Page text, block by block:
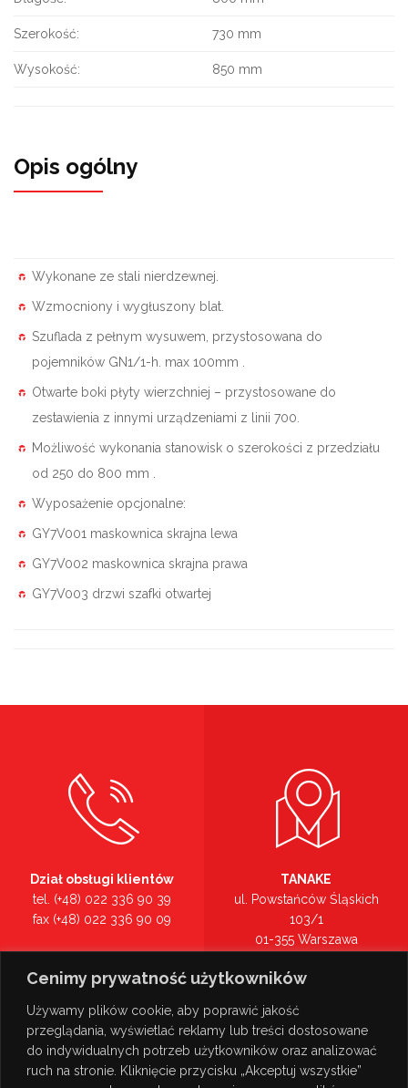
Cenimy prywatność użytkowników
Używamy plików cookie, aby poprawić jakość
przeglądania, wyświetlać reklamy lub treści dostosowane
do indywidualnych potrzeb użytkowników oraz analizować
ruch na stronie. Kliknięcie przycisku „Akceptuj wszystkie”
Szerokość: 730 mm
Wysokość: 850 mm
Opis ogólny
Wykonane ze stali nierdzewnej.
Wzmocniony i wygłuszony blat.
Szuflada z pełnym wysuwem, przystosowana do
pojemników GN1/1-h. max 100mm .
Otwarte boki płyty wierzchniej – przystosowane do
zestawienia z innymi urządzeniami z linii 700.
Możliwość wykonania stanowisk o szerokości z przedziału
od 250 do 800 mm .
Wyposażenie opcjonalne:
GY7V001 maskownica skrajna lewa
GY7V002 maskownica skrajna prawa
GY7V003 drzwi szafki otwartej
Dział obsługi klientów
tel. (+48) 022 336 90 39
fax (+48) 022 336 90 09
tel. (+48) 022 336 90 00
TANAKE
ul. Powstańców Śląskich
103/1
01-355 Warszawa
Zobacz na mapie >